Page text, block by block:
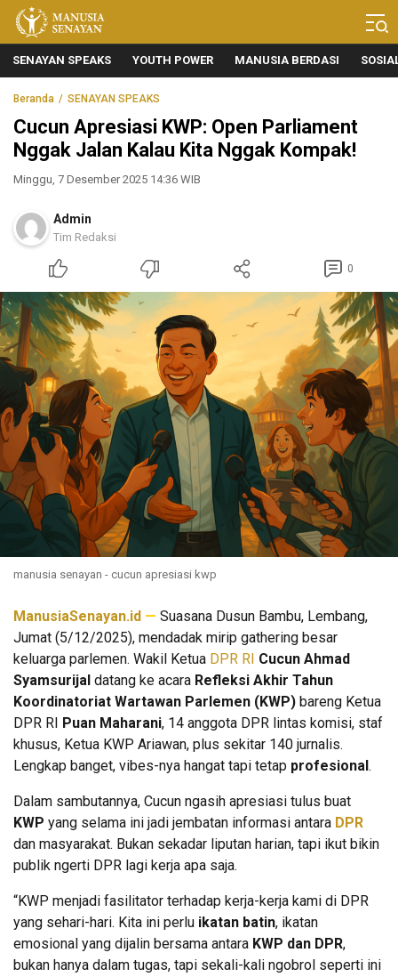
Manusia Senayan
Manusia Bicara, Senayan Bersuara
SENAYAN SPEAKS YOUTH POWER MANUSIA BERDASI
Beranda SENAYAN SPEAKS
Cucun Apresiasi KWP: Open Parliament
Nggak Jalan Kalau Kita Nggak Kompak!
Minggu, 7 Desember 2025 14:36 WIB
Admin
Tim Redaksi
0
manusia senayan - cucun apresiasi kwp
ManusiaSenayan.id — Suasana Dusun Bambu, Lembang,
Jumat (5/12/2025), mendadak mirip gathering besar
keluarga parlemen. Wakil Ketua DPR RI Cucun Ahmad
Syamsurijal datang ke acara Refleksi Akhir Tahun
Koordinatoriat Wartawan Parlemen (KWP) bareng Ketua
DPR RI Puan Maharani, 14 anggota DPR lintas komisi, staf
khusus, Ketua KWP Ariawan, plus sekitar 140 jurnalis.
Lengkap banget, vibes-nya hangat tapi tetap profesional.
Dalam sambutannya, Cucun ngasih apresiasi tulus buat
KWP yang selama ini jadi jembatan informasi antara DPR
dan masyarakat. Bukan sekadar liputan harian, tapi ikut bikin
publik ngerti DPR lagi kerja apa saja.
“KWP menjadi fasilitator terhadap kerja-kerja kami di DPR
yang sehari-hari. Kita ini perlu ikatan batin, ikatan
emosional yang dijalin bersama antara KWP dan DPR,
bukan hanya dalam tugas, tapi sekali-kali ngobrol seperti ini